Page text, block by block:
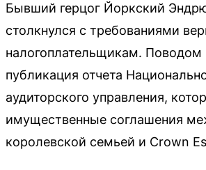
Бывший герцог Йоркский
столкнулся с требованиями
налогоплательщикам. Поводом
публикация отчета
аудиторского управления,
имущественные соглашения
королевской семьей и Crown